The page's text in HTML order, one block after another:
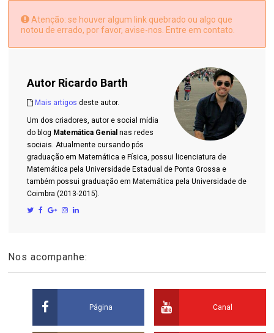
Atenção: se houver algum link quebrado ou algo que
notou de errado, por favor, avise-nos. Entre em contato.
Autor Ricardo Barth
Mais artigos deste autor.
Um dos criadores, autor e social mídia
do blog Matemática Genial nas redes
sociais. Atualmente cursando pós
graduação em Matemática e Física, possui licenciatura de
Matemática pela Universidade Estadual de Ponta Grossa e
também possui graduação em Matemática pela Universidade de
Coimbra (2013-2015).
Nos acompanhe:
Página Canal